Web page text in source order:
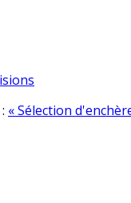
« Sélection